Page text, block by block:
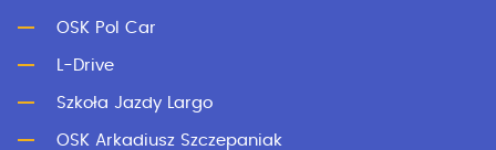
OSK Pol Car
L-Drive
Szkoła Jazdy Largo
OSK Arkadiusz Szczepaniak